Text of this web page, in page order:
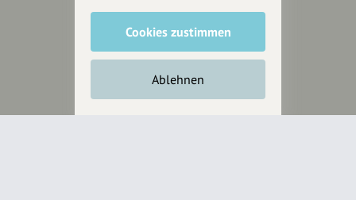
Jetzt unterstützen
Cookies zustimmen
Ablehnen